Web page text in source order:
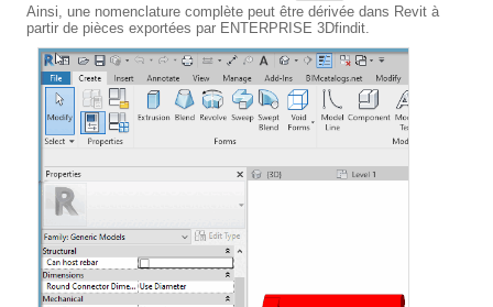
Ainsi, une nomenclature complète peut être dérivée dans Revit à
partir de pièces exportées par ENTERPRISE 3Dfindit.